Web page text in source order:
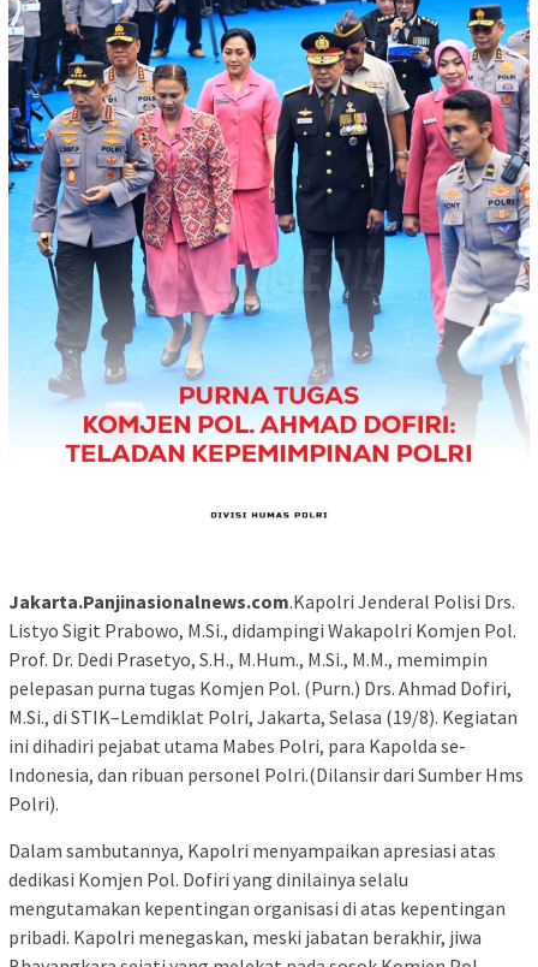
Jakarta.Panjinasionalnews.com.Kapolri Jenderal Polisi Drs.
Listyo Sigit Prabowo, M.Si., didampingi Wakapolri Komjen Pol.
Prof. Dr. Dedi Prasetyo, S.H., M.Hum., M.Si., M.M., memimpin
pelepasan purna tugas Komjen Pol. (Purn.) Drs. Ahmad Dofiri,
M.Si., di STIK–Lemdiklat Polri, Jakarta, Selasa (19/8). Kegiatan
ini dihadiri pejabat utama Mabes Polri, para Kapolda se-
Indonesia, dan ribuan personel Polri.(Dilansir dari Sumber Hms
Polri).
Dalam sambutannya, Kapolri menyampaikan apresiasi atas
dedikasi Komjen Pol. Dofiri yang dinilainya selalu
mengutamakan kepentingan organisasi di atas kepentingan
pribadi. Kapolri menegaskan, meski jabatan berakhir, jiwa